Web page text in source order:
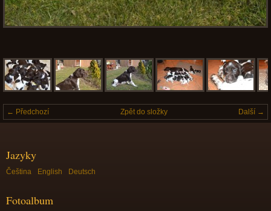
← Předchozí Další →
Zpět do složky
Jazyky
Čeština English Deutsch
Fotoalbum